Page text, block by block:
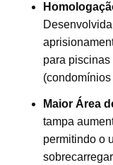
para
(condomínios
Maior Área
tampa
permitindo o